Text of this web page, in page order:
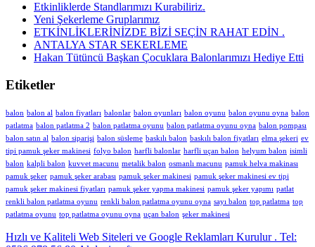
Etkinliklerde Standlarımızı Kurabiliriz.
Yeni Şekerleme Gruplarımız
ETKİNLİKLERİNİZDE BİZİ SEÇİN RAHAT EDİN .
ANTALYA STAR SEKERLEME
Hakan Tütüncü Başkan Çocuklara Balonlarımızı Hediye Etti
Etiketler
balon balon al balon fiyatları balonlar balon oyunları balon oyunu balon oyunu oyna balon
patlatma balon patlatma 2 balon patlatma oyunu balon patlatma oyunu oyna balon pompası
balon satın al balon siparişi balon süsleme baskılı balon baskılı balon fiyatları elma şekeri ev
tipi pamuk şeker makinesi folyo balon harfli balonlar harfli uçan balon helyum balon isimli
balon kalpli balon kuvvet macunu metalik balon osmanlı macunu pamuk helva makinası
pamuk şeker pamuk şeker arabası pamuk şeker makinesi pamuk şeker makinesi ev tipi
pamuk şeker makinesi fiyatları pamuk şeker yapma makinesi pamuk şeker yapımı patlat
renkli balon patlatma oyunu renkli balon patlatma oyunu oyna sayı balon top patlatma top
patlatma oyunu top patlatma oyunu oyna uçan balon şeker makinesi
Hızlı ve Kaliteli Web Siteleri ve Google Reklamları Kurulur . Tel: